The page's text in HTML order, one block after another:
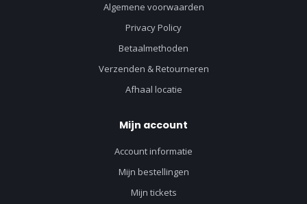
Algemene voorwaarden
Privacy Policy
Betaalmethoden
Verzenden & Retourneren
Afhaal locatie
Mijn account
Account informatie
Mijn bestellingen
Mijn tickets